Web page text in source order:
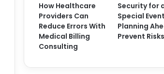
How Healthcare
Providers Can
Reduce Errors With
Medical Billing
Consulting
Security for
Special
Planning
Prevent Risks